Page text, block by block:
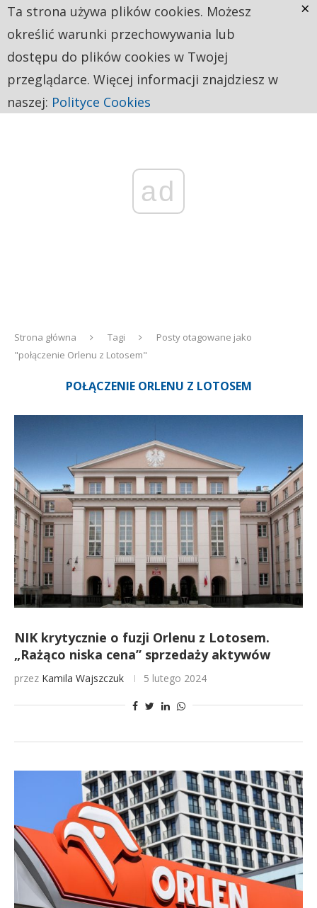
ad
Strona główna Tagi
Posty otagowane jako
"połączenie Orlenu z Lotosem"
POŁĄCZENIE ORLENU Z LOTOSEM
NIK krytycznie o fuzji Orlenu z Lotosem.
„Rażąco niska cena” sprzedaży aktywów
przez Kamila Wajszczuk 5 lutego 2024
Ta strona używa plików cookies. Możesz
określić warunki przechowywania lub
dostępu do plików cookies w Twojej
przeglądarce. Więcej informacji znajdziesz w
naszej: Polityce Cookies
×